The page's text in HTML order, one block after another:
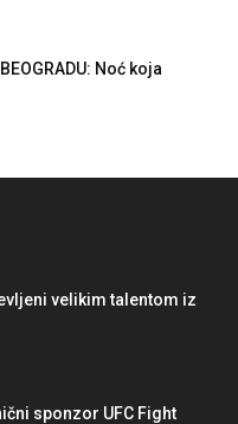
Noć koja
velikim talentom iz
sponzor UFC Fight